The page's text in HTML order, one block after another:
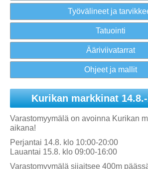
Työvälineet ja
Tatuointi
Ääriviivatarrat
Ohjeet ja mallit
Kurikan markkinat
Varastomyymälä on avoinna Kurikan
aikana!
Perjantai 14.8. klo 10:00-20:00
Lauantai 15.8. klo 09:00-16:00
Varastomyymälä sijaitsee 400m